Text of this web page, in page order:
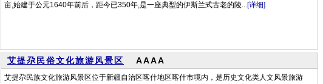
亩,始建于公元1640年前后，距今已350年,是一座典型的伊斯兰式古老的陵...[详细]
艾提尕民俗文化旅游风景区 AAAA
艾提尕民族文化旅游风景区位于新疆自治区喀什地区喀什市境内，是历史文化类人文风景旅游